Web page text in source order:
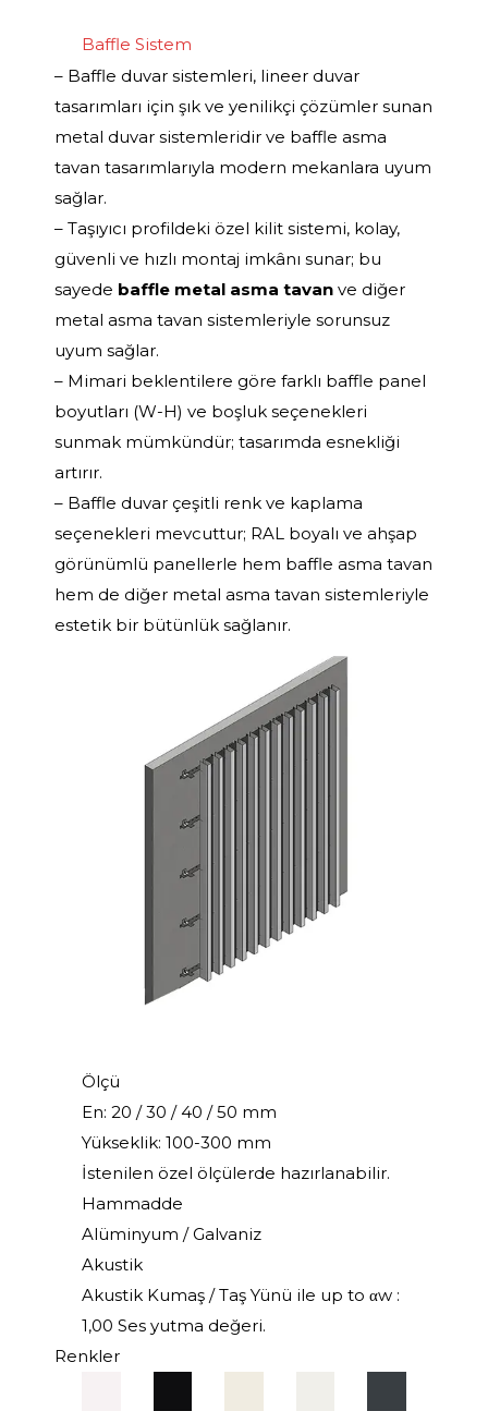
Baffle Sistem
– Baffle duvar sistemleri, lineer duvar
tasarımları için şık ve yenilikçi çözümler sunan
metal duvar sistemleridir ve baffle asma
tavan tasarımlarıyla modern mekanlara uyum
sağlar.
– Taşıyıcı profildeki özel kilit sistemi, kolay,
güvenli ve hızlı montaj imkânı sunar; bu
sayede baffle metal asma tavan ve diğer
metal asma tavan sistemleriyle sorunsuz
uyum sağlar.
– Mimari beklentilere göre farklı baffle panel
boyutları (W-H) ve boşluk seçenekleri
sunmak mümkündür; tasarımda esnekliği
artırır.
– Baffle duvar çeşitli renk ve kaplama
seçenekleri mevcuttur; RAL boyalı ve ahşap
görünümlü panellerle hem baffle asma tavan
hem de diğer metal asma tavan sistemleriyle
estetik bir bütünlük sağlanır.
Ölçü
En: 20 / 30 / 40 / 50 mm
Yükseklik: 100-300 mm
İstenilen özel ölçülerde hazırlanabilir.
Hammadde
Alüminyum / Galvaniz
Akustik
Akustik Kumaş / Taş Yünü ile up to αw :
1,00 Ses yutma değeri.
Renkler